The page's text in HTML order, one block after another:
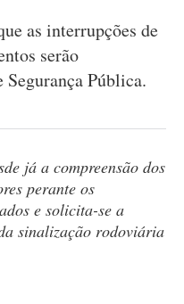
as interrupções de
serão
Pública.
já a compreensão dos
perante os
e solicita-se a
sinalização rodoviária